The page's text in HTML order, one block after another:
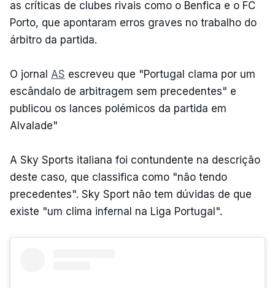
as críticas de clubes rivais como o Benfica e o FC
Porto, que apontaram erros graves no trabalho do
árbitro da partida.
O jornal AS escreveu que "Portugal clama por um
escândalo de arbitragem sem precedentes" e
publicou os lances polémicos da partida em
Alvalade"
A Sky Sports italiana foi contundente na descrição
deste caso, que classifica como "não tendo
precedentes". Sky Sport não tem dúvidas de que
existe "um clima infernal na Liga Portugal".